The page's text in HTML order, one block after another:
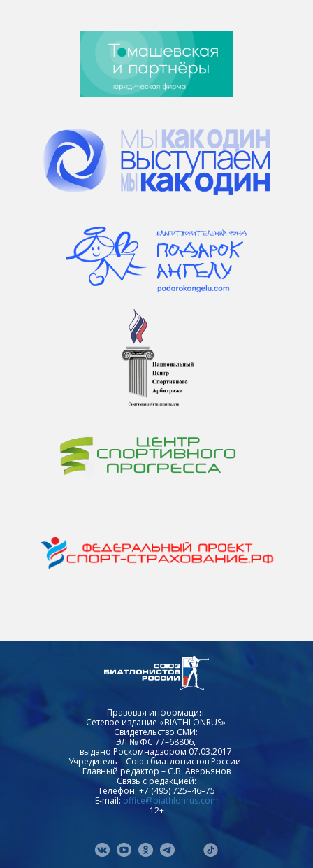
Правовая информация.
Сетевое издание «BIATHLONRUS»
Свидетельство СМИ:
ЭЛ № ФС 77–68806,
выдано Роскомнадзором 07.03.2017.
Учредитель – Союз биатлонистов России.
Главный редактор – С.В. Аверьянов
Связь с редакцией:
Телефон: +7 (495) 725–46–75
E-mail: office@biathlonrus.com
12+